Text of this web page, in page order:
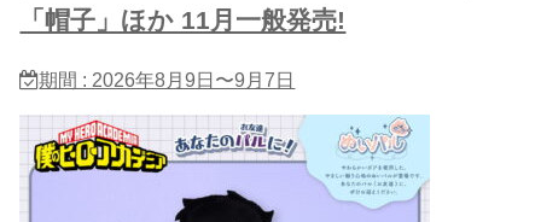
「帽子」ほか 11月一般発売!
期間 : 2026年8月9日〜9月7日